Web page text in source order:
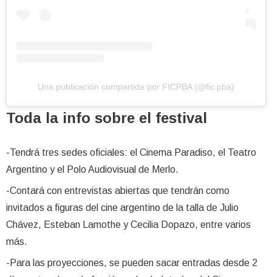
Una publicación compartida por FICPBA (@fic.pba)
Toda la info sobre el festival
-Tendrá tres sedes oficiales: el Cinema Paradiso, el Teatro
Argentino y el Polo Audiovisual de Merlo.
-Contará con entrevistas abiertas que tendrán como
invitados a figuras del cine argentino de la talla de Julio
Chávez, Esteban Lamothe y Cecilia Dopazo, entre varios
más.
-Para las proyecciones, se pueden sacar entradas desde 2